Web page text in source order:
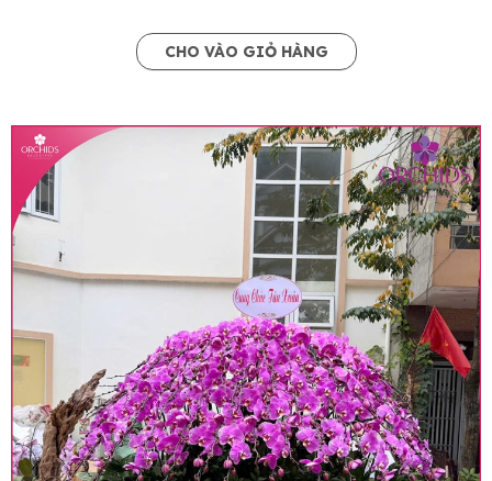
CHO VÀO GIỎ HÀNG